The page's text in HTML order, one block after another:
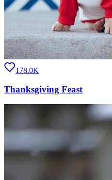
178.0K
Thanksgiving Feast